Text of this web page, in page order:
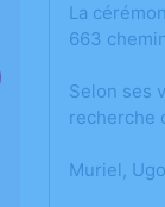
La
663
Selon ses
recherche
Muriel,